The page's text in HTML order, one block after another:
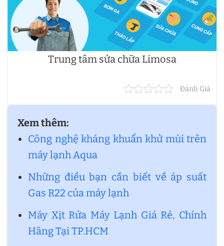
Trung tâm sửa chữa Limosa
Đánh Giá
Xem thêm:
Công nghệ kháng khuẩn khử mùi trên
máy lạnh Aqua
Những điều bạn cần biết về áp suất
Gas R22 của máy lạnh
Máy Xịt Rửa Máy Lạnh Giá Rẻ, Chính
Hãng Tại TP.HCM